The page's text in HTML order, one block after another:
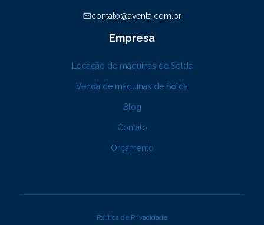
contato@aventa.com.br
Empresa
Locação de máquinas de Solda
Venda de máquinas de Solda
Blog
Contato
Orçamento
Política de Privacidade